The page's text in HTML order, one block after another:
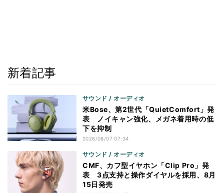
新着記事
サウンド / オーディオ
米Bose、第2世代「QuietComfort」発
表 ノイキャン強化、メガネ着用時の低
下を抑制
2026/08/07 07:34
サウンド / オーディオ
CMF、カフ型イヤホン「Clip Pro」発
表 3点支持と操作ダイヤルを採用、8月
15日発売